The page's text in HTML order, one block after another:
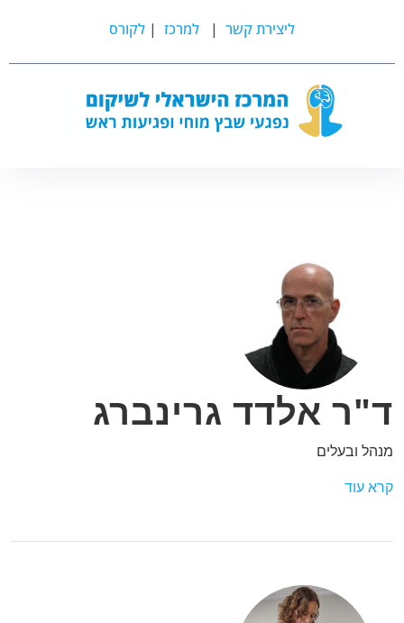
ליצירת קשר | למרכז | לקורס
ד"ר אלדד גרינברג
מנהל ובעלים
קרא עוד